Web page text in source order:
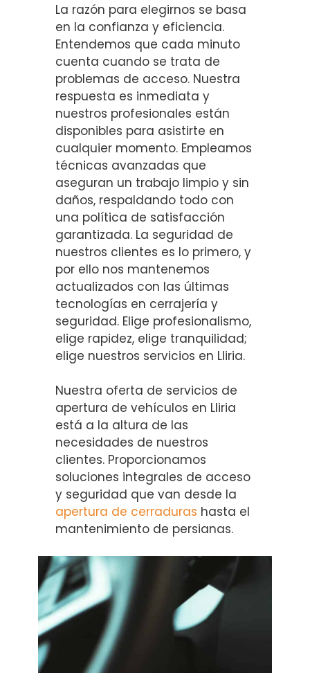
La razón para elegirnos se basa
en la confianza y eficiencia.
Entendemos que cada minuto
cuenta cuando se trata de
problemas de acceso. Nuestra
respuesta es inmediata y
nuestros profesionales están
disponibles para asistirte en
cualquier momento. Empleamos
técnicas avanzadas que
aseguran un trabajo limpio y sin
daños, respaldando todo con
una política de satisfacción
garantizada. La seguridad de
nuestros clientes es lo primero, y
por ello nos mantenemos
actualizados con las últimas
tecnologías en cerrajería y
seguridad. Elige profesionalismo,
elige rapidez, elige tranquilidad;
elige nuestros servicios en Lliria.
Nuestra oferta de servicios de
apertura de vehículos en Lliria
está a la altura de las
necesidades de nuestros
clientes. Proporcionamos
soluciones integrales de acceso
y seguridad que van desde la
apertura de cerraduras hasta el
mantenimiento de persianas.